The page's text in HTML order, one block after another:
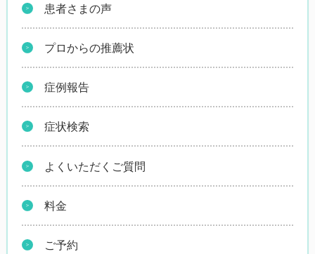
患者さまの声
プロからの推薦状
症例報告
症状検索
よくいただくご質問
料金
ご予約